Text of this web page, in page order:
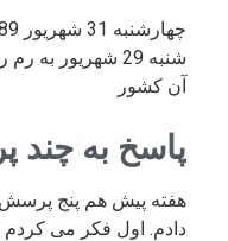
شنبه 29 شهریور
آن کشور
پاسخ به چند
هفته پیش هم پنج پرسش
دادم. اول فکر می کردم